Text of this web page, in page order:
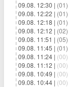
09.08. 12:30 | (01)
09.08. 12:22 | (01)
09.08. 12:18 | (01)
09.08. 12:12 | (02)
09.08. 11:51 | (05)
09.08. 11:45 | (01)
09.08. 11:24 | (00)
09.08. 11:12 | (00)
09.08. 10:49 | (00)
09.08. 10:44 | (00)